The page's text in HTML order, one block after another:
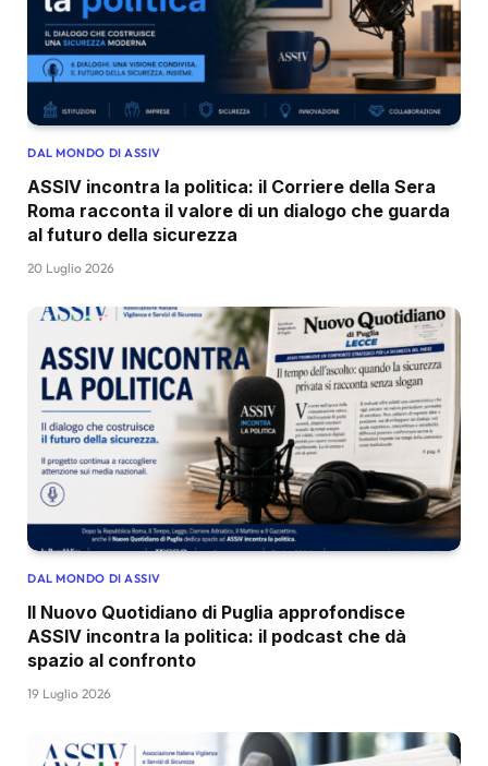
DAL MONDO DI ASSIV
ASSIV incontra la politica: il Corriere della Sera
Roma racconta il valore di un dialogo che guarda
al futuro della sicurezza
20 Luglio 2026
DAL MONDO DI ASSIV
Il Nuovo Quotidiano di Puglia approfondisce
ASSIV incontra la politica: il podcast che dà
spazio al confronto
19 Luglio 2026